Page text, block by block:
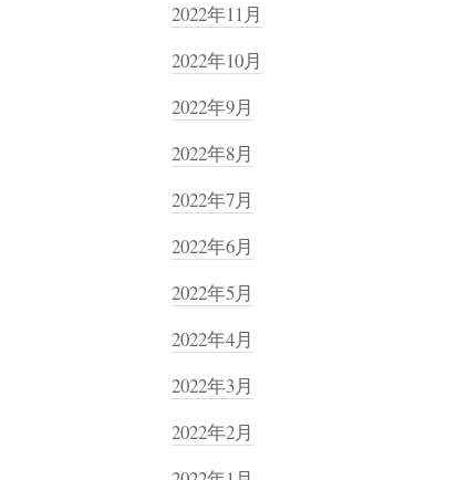
2022年11月
2022年10月
2022年9月
2022年8月
2022年7月
2022年6月
2022年5月
2022年4月
2022年3月
2022年2月